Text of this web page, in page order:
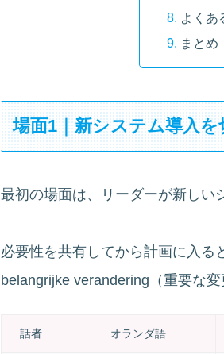
よくあ
まとめ
場面1｜新システム導入
最初の場面は、リーダーが新しい
必要性を共有してから計画に入る
belangrijke verandering（重要な
話者 オランダ語